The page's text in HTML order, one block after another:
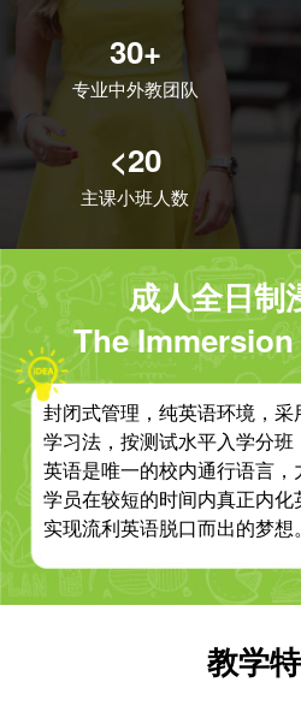
30+
专业中外教团队
<20
主课小班人数
成人全日制
The
封闭式管理，纯英语环境，采
学习法，按测试水平入学分班
英语是唯一的校内通行语言，
学员在较短的时间内真正内化
实现流利英语脱口而出的梦想。
教学